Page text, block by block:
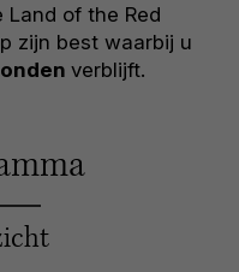
Land of the Red
zijn best waarbij u
verblijft.